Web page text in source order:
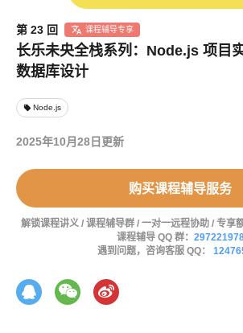
第 23 回 课程辅导专享
长乐未央全栈系列：Node.js 项目
数据库设计
local_offer Node.js
2025年10月28日更新
购买课程辅导服务
解锁课程讲义 / 课程辅导群 / 一对一远程协助 / 专享
课程辅导 QQ 群：
遇到问题，咨询客服 QQ：